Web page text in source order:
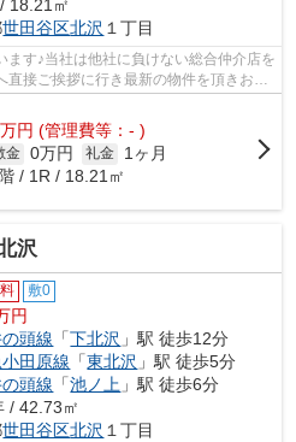
18.21㎡
世田谷区北沢 １丁目
ます♪当社は他社に負けない総合仲介店を
直接ご挨拶に行き最新の物件を頂きお客
...
万円 (管理費等：- )
金 0万円 礼金
1ヶ月
/ 1R / 18.21㎡
沢
敷0
円
頭線 「下北沢 」駅 徒歩12分
田原線 「東北沢 」駅 徒歩5分
頭線 「池ノ上 」駅 徒歩6分
/ 42.73㎡
世田谷区北沢 １丁目